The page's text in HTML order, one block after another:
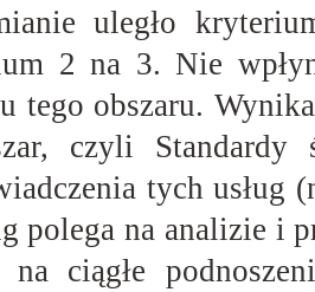
uległo
2 na 3. Nie
tego obszaru.
czyli Standardy
tych
polega na analizie i
na ciągłe